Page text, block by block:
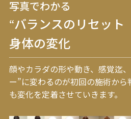
写真でわかる
“バランスのリセット
身体の変化
顔やカラダの形や動き、感覚迄
ー”に変わるのが初回の施術から
も変化を定着させていきます。